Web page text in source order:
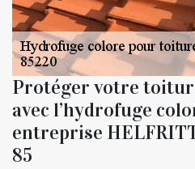
Protéger votre
avec l’hydrofuge
entreprise
85